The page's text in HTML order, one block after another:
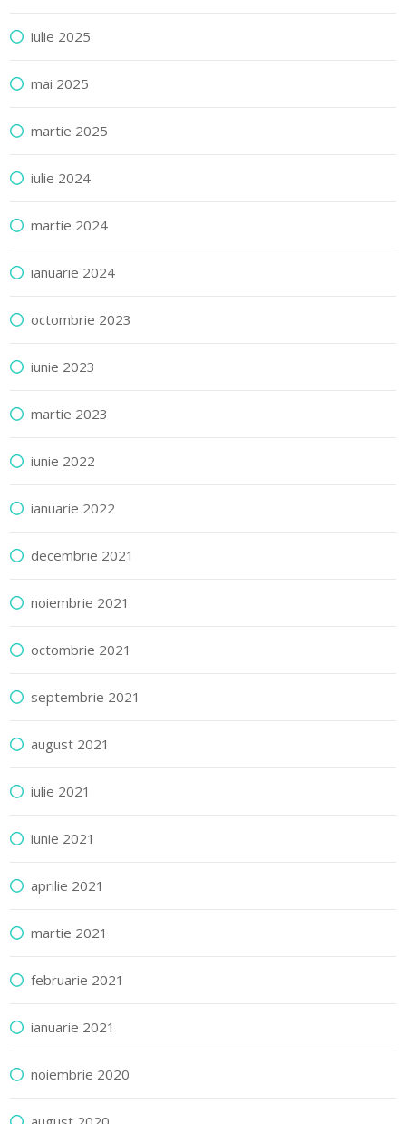
iulie 2025
mai 2025
martie 2025
iulie 2024
martie 2024
ianuarie 2024
octombrie 2023
iunie 2023
martie 2023
iunie 2022
ianuarie 2022
decembrie 2021
noiembrie 2021
octombrie 2021
septembrie 2021
august 2021
iulie 2021
iunie 2021
aprilie 2021
martie 2021
februarie 2021
ianuarie 2021
noiembrie 2020